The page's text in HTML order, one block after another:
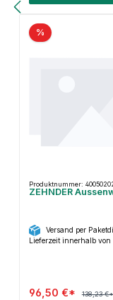
%
Produktnummer:
ZEHNDER
Versand per
Lieferzeit innerhalb von
96,50 €* 138,23 €*